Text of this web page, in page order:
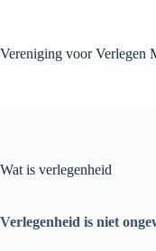
Vereniging voor Verlegen
Wat is verlegenheid
Verlegenheid is niet